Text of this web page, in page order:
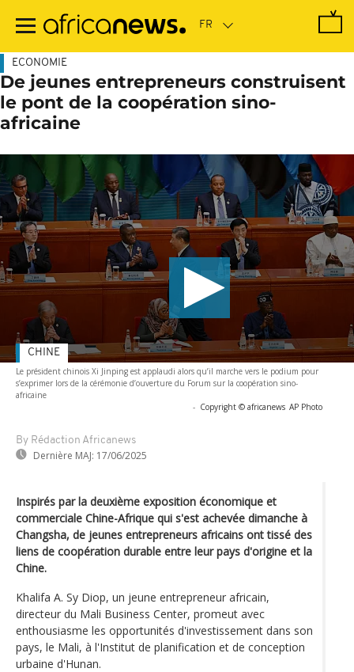
contenu
ECONOMIE
De jeunes entrepreneurs construisent
le pont de la coopération sino-
africaine
Le président chinois Xi Jinping est applaudi alors qu’il marche vers le podium pour
s’exprimer lors de la cérémonie d’ouverture du Forum sur la coopération sino-
africaine
- Copyright © africanews AP Photo
By Rédaction Africanews
Dernière MAJ: 17/06/2025
CHINE
Inspirés par la deuxième exposition économique et
commerciale Chine-Afrique qui s'est achevée dimanche à
Changsha, de jeunes entrepreneurs africains ont tissé des
liens de coopération durable entre leur pays d'origine et la
Chine.
Khalifa A. Sy Diop, un jeune entrepreneur africain,
directeur du Mali Business Center, promeut avec
enthousiasme les opportunités d'investissement dans son
pays, le Mali, à l'Institut de planification et de conception
urbaine d'Hunan.